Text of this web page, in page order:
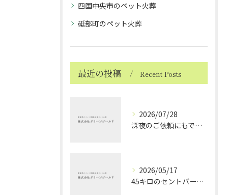
四国中央市のペット火葬
砥部町のペット火葬
最近の投稿 Recent Posts
2026/07/28
深夜のご依頼にもできる限り対応しております ～ハムスターちゃんのお見送り～
2026/05/17
45キロのセントバーナードちゃんのお見送り